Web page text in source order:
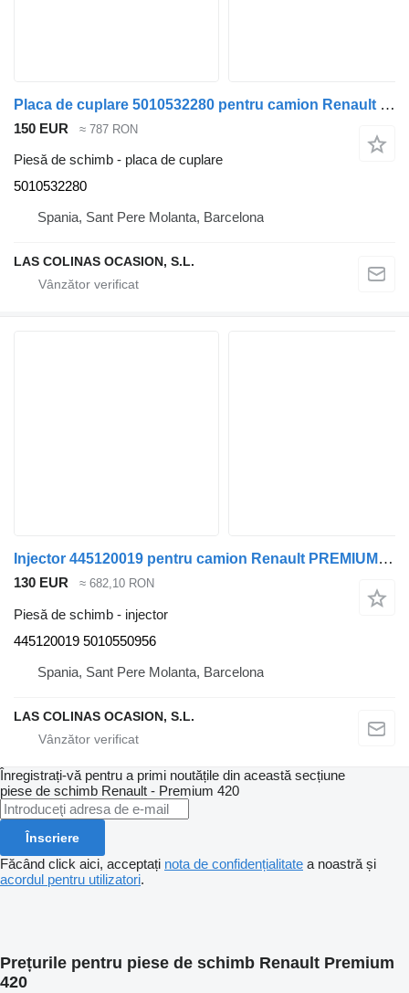
Placa de cuplare 5010532280 pentru camion Renault PREMIUM 420
150 EUR ≈ 787 RON
Piesă de schimb - placa de cuplare
5010532280
Spania, Sant Pere Molanta, Barcelona
LAS COLINAS OCASION, S.L.
Injector 445120019 pentru camion Renault PREMIUM 420
130 EUR ≈ 682,10 RON
Piesă de schimb - injector
445120019 5010550956
Spania, Sant Pere Molanta, Barcelona
LAS COLINAS OCASION, S.L.
Înregistrați-vă pentru a primi noutățile din această secțiune
piese de schimb Renault - Premium 420
Înscriere
Făcând click aici, acceptați nota de confidențialitate a noastră și
acordul pentru utilizatori.
Prețurile pentru piese de schimb Renault Premium
420